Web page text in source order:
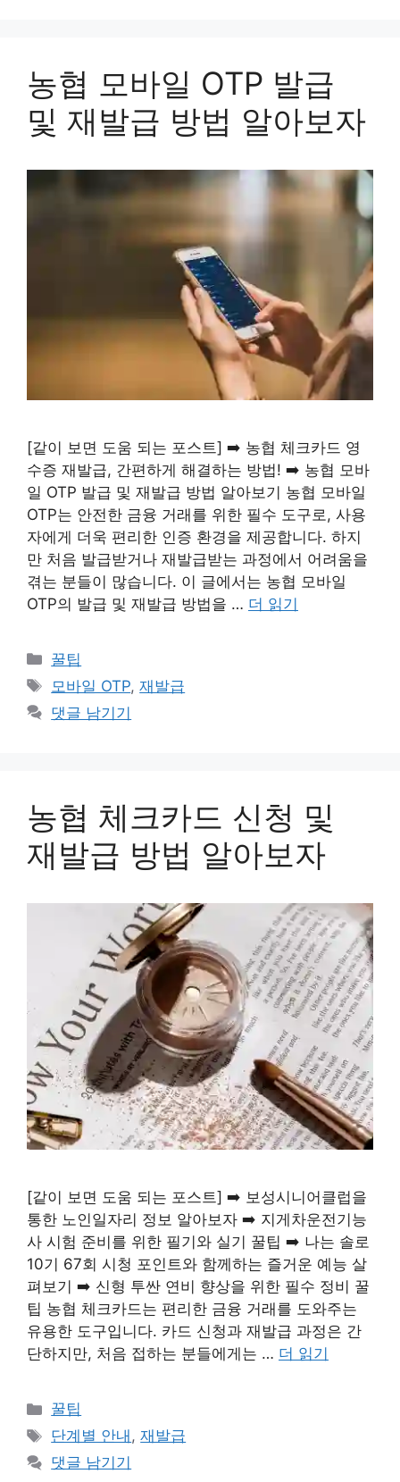
농협 모바일 OTP 발급
및 재발급 방법 알아보자
[같이 보면 도움 되는 포스트] ➡️ 농협 체크카드 영
수증 재발급, 간편하게 해결하는 방법! ➡️ 농협 모바
일 OTP 발급 및 재발급 방법 알아보기 농협 모바일
OTP는 안전한 금융 거래를 위한 필수 도구로, 사용
자에게 더욱 편리한 인증 환경을 제공합니다. 하지
만 처음 발급받거나 재발급받는 과정에서 어려움을
겪는 분들이 많습니다. 이 글에서는 농협 모바일
OTP의 발급 및 재발급 방법을 … 더 읽기
카
테
리
꿀팁
태
그
모바일 OTP,재발급
댓글 남기기
농협 체크카드 신청 및
재발급 방법 알아보자
[같이 보면 도움 되는 포스트] ➡️ 보성시니어클럽을
통한 노인일자리 정보 알아보자 ➡️ 지게차운전기능
사 시험 준비를 위한 필기와 실기 꿀팁 ➡️ 나는 솔로
10기 67회 시청 포인트와 함께하는 즐거운 예능 살
펴보기 ➡️ 신형 투싼 연비 향상을 위한 필수 정비 꿀
팁 농협 체크카드는 편리한 금융 거래를 도와주는
유용한 도구입니다. 카드 신청과 재발급 과정은 간
단하지만, 처음 접하는 분들에게는 … 더 읽기
카
테
리
꿀팁
태
그
단계별 안내 ,재발급
댓글 남기기